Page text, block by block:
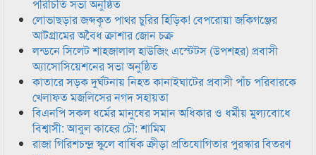
পরিচিতি সভা অনুষ্ঠিত
লোভাছড়ার জব্দকৃত পাথর চুরির হিড়িক! বেপরোয়া জকিগঞ্জের
আটগ্রামের অবৈধ ক্রাশার জোন চক্র
লন্ডনে সিলেট শাহজালাল হাউজিং এস্টেটস (উপশহর) প্রবাসী
অ্যাসোসিয়েশনের সভা অনুষ্ঠিত
কাতারে সড়ক দুর্ঘটনায় নিহত কানাইঘাটের প্রবাসী পাঁচ পরিবারকে
খেলাফত মজলিসের নগদ সহায়তা
বিএনপি সকল ধর্মের মানুষের সমান অধিকার ও ধর্মীয় মুল্যবোধে
বিশ্বাসী: আবুল কাহের চৌ: শামিম
রাজা গিরিশচন্দ্র স্কুলে বার্ষিক ক্রীড়া প্রতিযোগিতার পুরস্কার বিতরণ